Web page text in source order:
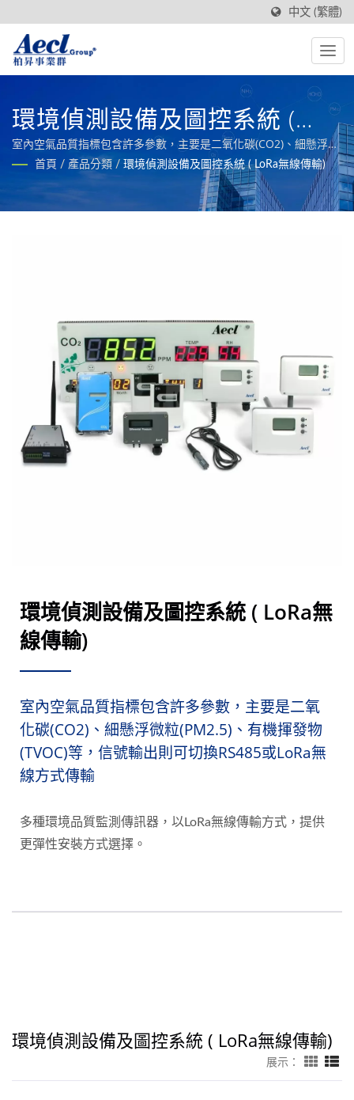
中文 (繁體)
環境偵測設備及圖控系統 (
LoRa無線傳輸)
室內空氣品質指標包含許多參數，主要是二氧化碳(CO2)、細懸浮微
粒(PM2.5)、有機揮發物(TVOC)等，信號輸出則可切換RS485或LoRa
無線方式傳輸
首頁 / 產品分類 / 環境偵測設備及圖控系統 ( LoRa無線傳輸)
環境偵測設備及圖控系統 ( LoRa無
線傳輸)
室內空氣品質指標包含許多參數，主要是二氧
化碳(CO2)、細懸浮微粒(PM2.5)、有機揮發物
(TVOC)等，信號輸出則可切換RS485或LoRa無
線方式傳輸
多種環境品質監測傳訊器，以LoRa無線傳輸方式，提供
更彈性安裝方式選擇。
環境偵測設備及圖控系統 ( LoRa無線傳輸)
展示：